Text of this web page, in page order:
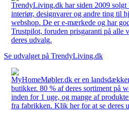
TrendyLiving.dk har siden 2009 solgt
interiør, designvarer og andre ting til
webshop. De er e-mærkede og har
Trustpilot, foruden prisgaranti på alle
deres udvalg.
Se udvalget på TrendyLiving.dk
MyHomeMøbler.dk er en
butikker. 80 % af deres sortiment på
inden for 1 uge, og mange af
fra fabrikken. Klik her for at se deres